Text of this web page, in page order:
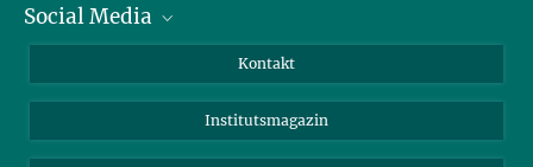
Alumni
Fördernde
Social Media
Bluesky
Facebook
Kontakt
Institutsmagazin